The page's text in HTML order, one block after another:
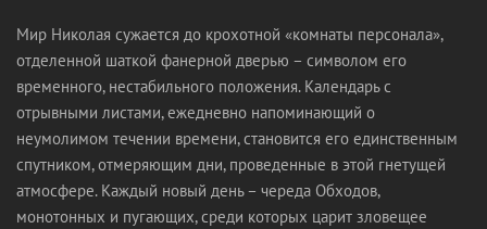
Мир Николая сужается до крохотной «комнаты персонала»,
отделенной шаткой фанерной дверью – символом его
временного, нестабильного положения. Календарь с
отрывными листами, ежедневно напоминающий о
неумолимом течении времени, становится его единственным
спутником, отмеряющим дни, проведенные в этой гнетущей
атмосфере. Каждый новый день – череда Обходов,
монотонных и пугающих, среди которых царит зловещее